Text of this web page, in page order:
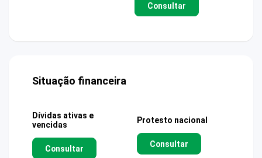
Consultar
Situação financeira
Dívidas ativas e
vencidas
Consultar
Protesto nacional
Consultar